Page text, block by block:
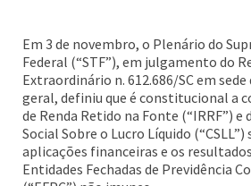
Em 3 de novembro, o Plenário do
Federal (“STF”), em julgamento do
Extraordinário n. 612.686/SC em sede
geral, definiu que é constitucional a
de Renda Retido na Fonte (“IRRF”)
Social Sobre o Lucro Líquido
aplicações financeiras e os
Entidades Fechadas de Previdência